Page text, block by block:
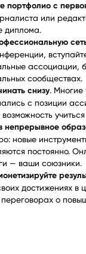
портфолио с
или
диплома.
ассоциации,
сообществах.
снизу. Многие
с позиции
непрерывное
новые
постоянно.
— ваши союзники.
достижениях в
о